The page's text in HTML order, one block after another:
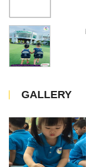
GALLERY